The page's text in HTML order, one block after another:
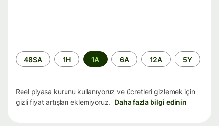
Zaman
aralığı
48SA 1H 1A 6A 12A 5Y
Reel piyasa kurunu kullanıyoruz ve ücretleri gizlemek için
gizli fiyat artışları eklemiyoruz. Daha fazla bilgi edinin